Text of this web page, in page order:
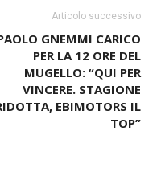
PAOLO GNEMMI CARICO
MUGELLO: “QUI PER
VINCERE. STAGIONE
RIDOTTA, EBIMOTORS IL
TOP”